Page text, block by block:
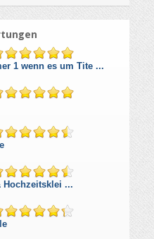
1 wenn es um Tite ...
Hochzeitsklei ...